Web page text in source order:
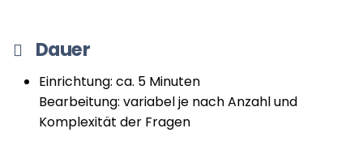
Dauer
Einrichtung: ca. 5 Minuten
Bearbeitung: variabel je nach Anzahl und
Komplexität der Fragen